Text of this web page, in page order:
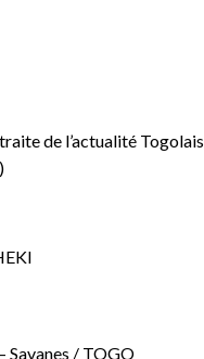
de l’actualité
Savanes / TOGO